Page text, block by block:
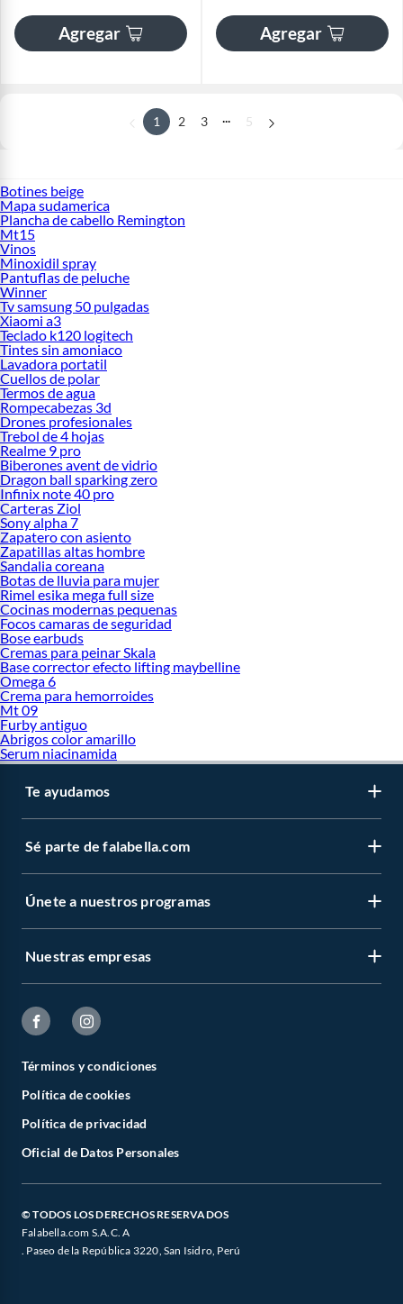
Agregar Agregar
1 2 3 ... 5
Botines beige
Mapa sudamerica
Plancha de cabello Remington
Mt15
Vinos
Minoxidil spray
Pantuflas de peluche
Winner
Tv samsung 50 pulgadas
Xiaomi a3
Teclado k120 logitech
Tintes sin amoniaco
Lavadora portatil
Cuellos de polar
Termos de agua
Rompecabezas 3d
Drones profesionales
Trebol de 4 hojas
Realme 9 pro
Biberones avent de vidrio
Dragon ball sparking zero
Infinix note 40 pro
Carteras Ziol
Sony alpha 7
Zapatero con asiento
Zapatillas altas hombre
Sandalia coreana
Botas de lluvia para mujer
Rimel esika mega full size
Cocinas modernas pequenas
Focos camaras de seguridad
Bose earbuds
Cremas para peinar Skala
Base corrector efecto lifting maybelline
Omega 6
Crema para hemorroides
Mt 09
Furby antiguo
Abrigos color amarillo
Serum niacinamida
Te ayudamos
Sé parte de falabella.com
Únete a nuestros programas
Nuestras empresas
Términos y condiciones
Política de cookies
Política de privacidad
Oficial de Datos Personales
© TODOS LOS DERECHOS RESERVADOS
Falabella.com S.A.C. A
. Paseo de la República 3220, San Isidro, Perú